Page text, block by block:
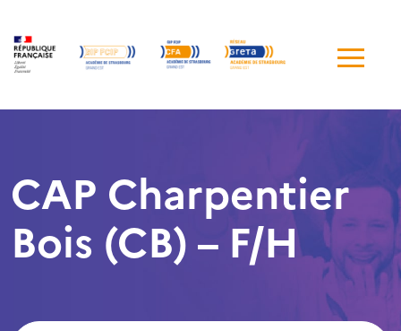
de
CAP Charpentier
Bois (CB) – F/H